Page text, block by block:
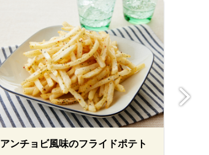
アンチョビ風味のフライドポテト